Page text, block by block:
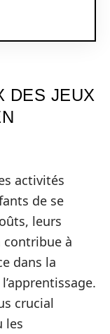
DES JEUX
activités
de se
leurs
contribue à
dans la
crucial
les